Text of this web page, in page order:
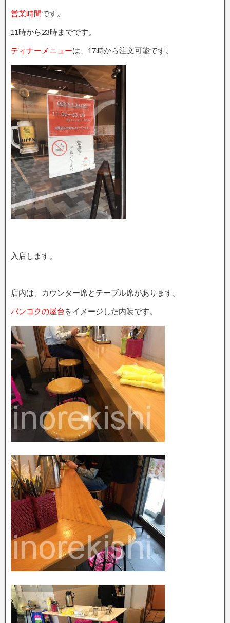
営業時間です。
11時から23時までです。
ディナーメニューは、17時から注文可能です。
入店します。
店内は、カウンター席とテーブル席があります。
バンコクの屋台をイメージした内装です。